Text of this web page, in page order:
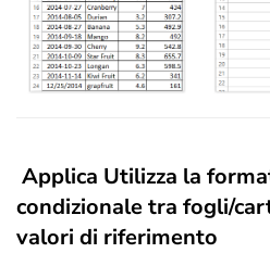
Applica Utilizza la
condizionale tra fogli/
valori di riferimento